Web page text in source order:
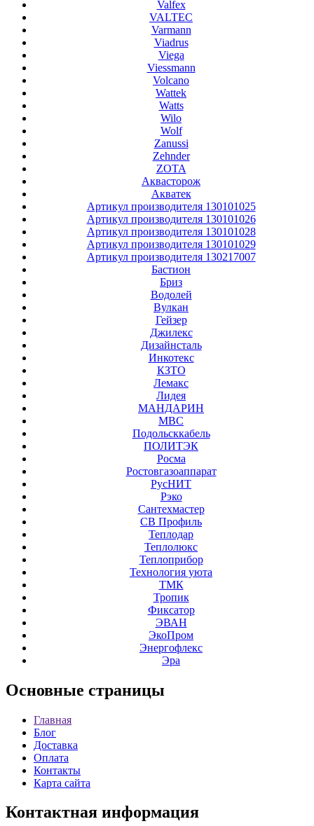
Valfex
VALTEC
Varmann
Viadrus
Viega
Viessmann
Volcano
Wattek
Watts
Wilo
Wolf
Zanussi
Zehnder
ZOTA
Аквасторож
Акватек
Артикул производителя 130101025
Артикул производителя 130101026
Артикул производителя 130101028
Артикул производителя 130101029
Артикул производителя 130217007
Бастион
Бриз
Водолей
Вулкан
Гейзер
Джилекс
Дизайнсталь
Инкотекс
КЗТО
Лемакс
Лидея
МАНДАРИН
МВС
Подольсккабель
ПОЛИТЭК
Росма
Ростовгазоаппарат
РусНИТ
Рэко
Сантехмастер
СВ Профиль
Теплодар
Теплолюкс
Теплоприбор
Технология уюта
ТМК
Тропик
Фиксатор
ЭВАН
ЭкоПром
Энергофлекс
Эра
Основные страницы
Главная
Блог
Доставка
Оплата
Контакты
Карта сайта
Контактная информация